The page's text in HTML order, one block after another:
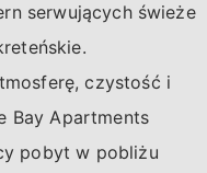
serwujących świeże
czystość i
Bay Apartments
pobyt w pobliżu